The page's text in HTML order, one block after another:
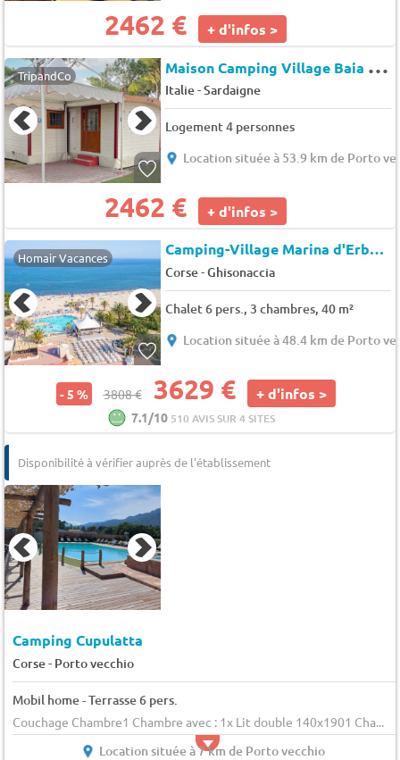
2462 € + d'infos >
TripandCo M
aison Camping Village Baia Blu La Tortuga
Italie-Sardaigne
Logement 4 personnes
Location située à 53.9 km de Porto
2462 € + d'infos >
Homair Vacances Camping-Village Marina d'Erba Rossa (4164)
Corse-Ghisonaccia
Chalet 6 pers., 3 chambres, 40 m²
Location située à 48.4 km de Porto
- 5 % 3808 € 3629 € + d'infos >
7.1/10 510 AVIS SUR 4 SITES
Disponibilité à vérifier auprès de l'établissement
Camping Cupulatta
Corse- Porto vecchio
Mobil home - Terrasse 6 pers.
Couchage Chambre1 Chambre avec : 1x Lit double 140x1901 Cha...
Location située à 7 km de Porto vecchio